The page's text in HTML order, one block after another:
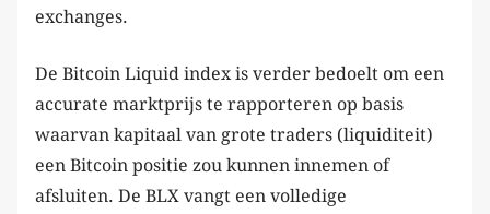
exchanges.
De Bitcoin Liquid index is verder bedoelt om een
accurate marktprijs te rapporteren op basis
waarvan kapitaal van grote traders (liquiditeit)
een Bitcoin positie zou kunnen innemen of
afsluiten. De BLX vangt een volledige